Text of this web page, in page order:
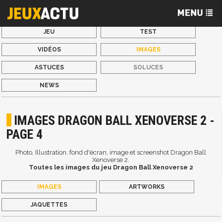
JEU TEST
VIDÉOS IMAGES
ASTUCES SOLUCES
NEWS
IMAGES DRAGON BALL XENOVERSE 2 -
PAGE 4
Photo, Illustration, fond d'écran, image et screenshot Dragon Ball
Xenoverse 2.
Toutes les images du jeu Dragon Ball Xenoverse 2
IMAGES ARTWORKS
JAQUETTES